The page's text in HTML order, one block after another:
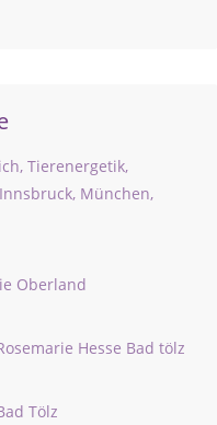
Tierenergetik,
München,
Oberland
Hesse Bad tölz
Tölz